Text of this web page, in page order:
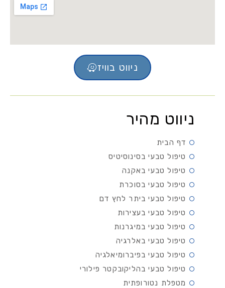
ניווט בוויז
ניווט מהיר
דף הבית
טיפול טבעי בסינוסיטיס
טיפול טבעי באקנה
טיפול טבעי בסוכרת
טיפול טבעי ביתר לחץ דם
טיפול טבעי בעצירות
טיפול טבעי במיגרנות
טיפול טבעי באלרגיה
טיפול טבעי בפיברומיאלגיה
טיפול טבעי בהליקובקטר פילורי
מטפלת נטורופתית